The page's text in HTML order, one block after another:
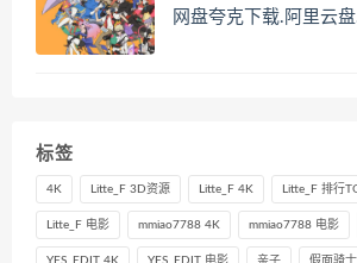
网盘夸克下载.阿里云
标签
4K Litte_F 3D资源 Litte_F 4K Litte_F 排行
Litte_F 电影 mmiao7788 4K mmiao7788 电影
YFS_EDIT 4K YFS_EDIT 电影 亲子 假面骑士